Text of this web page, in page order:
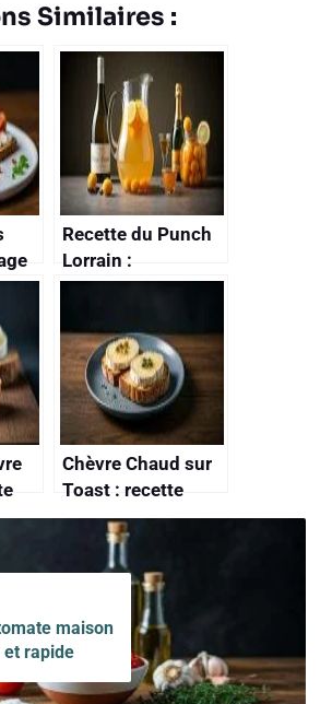
Similaires :
Recette du Punch
Lorrain :
préparation et
Chèvre Chaud sur
Toast : recette
Facile et
Savoureuse
maison
rapide